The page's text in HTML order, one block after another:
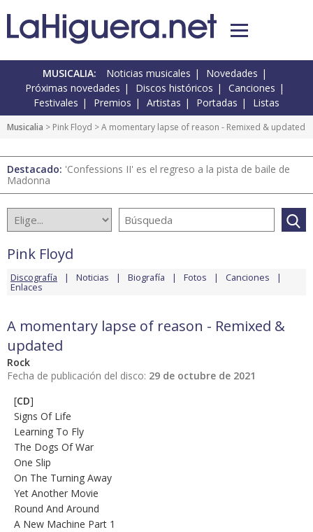
MUSICALIA: Noticias musicales
Novedades
Próximas novedades
Discos históricos
Canciones
Festivales
Premios Artistas Portadas Listas
Musicalia > Pink Floyd > A momentary lapse of reason - Remixed & updated
Destacado: 'Confessions II' es el regreso a la pista de baile de
Madonna
Pink Floyd
Discografía Noticias Biografía Fotos Canciones
Enlaces
A momentary lapse of reason - Remixed &
updated
Rock
Fecha de publicación del disco: 29 de octubre de 2021
[CD]
Signs Of Life
Learning To Fly
The Dogs Of War
One Slip
On The Turning Away
Yet Another Movie
Round And Around
A New Machine Part 1